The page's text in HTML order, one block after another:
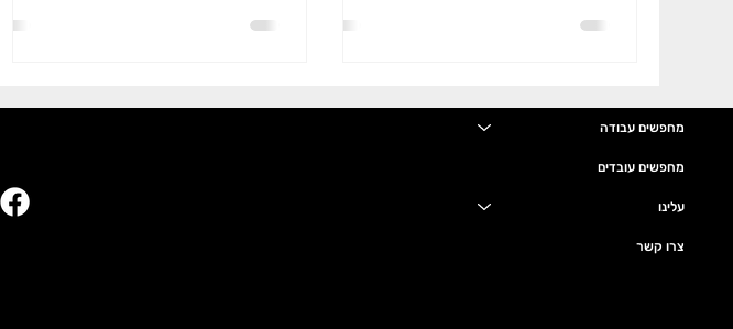
מחפשים עבודה
מחפשים עובדים
עלינו
צרו קשר